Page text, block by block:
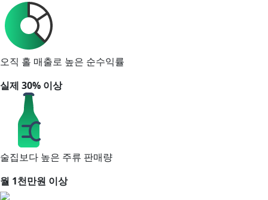
오직 홀 매출로 높은 순수익률
실제 30% 이상
술집보다 높은 주류 판매량
월 1천만원 이상